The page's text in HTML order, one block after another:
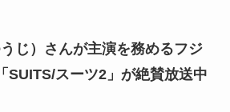
じ）さんが主演を務めるフジ
SUITS/スーツ2」が絶賛放送中